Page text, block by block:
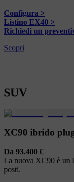
Configura >
Listino EX40 >
Richiedi un
Scopri
SUV
XC90 ibrido
Da 93.400 €
La nuova XC90 è un
posti.